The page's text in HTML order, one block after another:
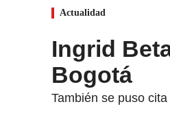
Actualidad
Ingrid
Bogotá
También se puso